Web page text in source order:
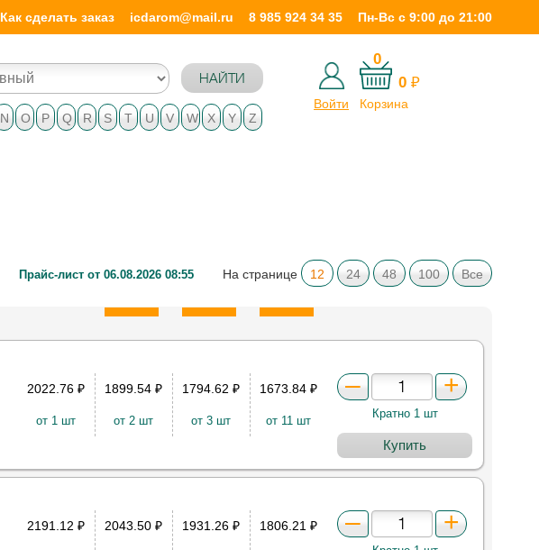
Как сделать заказ icdarom@mail.ru 8 985 924 34 35 Пн-Вс с 9:00 до 21:00
НАЙТИ
Войти
0
0 ₽
Корзина
N O P Q R S T U V W X Y Z
Прайс-лист от 06.08.2026 08:55 На странице 12 24 48 100 Все
2022.76 ₽
от 1 шт
1899.54₽
от 2 шт
1794.62₽
от 3 шт
1673.84 ₽
от 11 шт
Кратно 1 шт
Купить
2191.12 ₽ 2043.50₽ 1931.26₽ 1806.21 ₽